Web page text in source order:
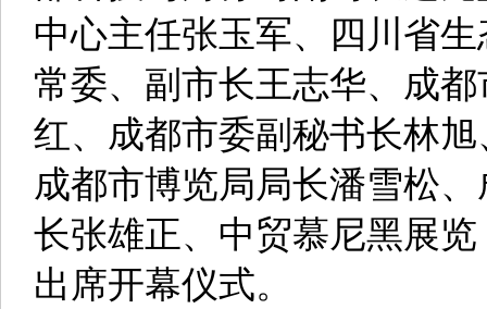
中心主任张玉军、四川省
常委、副市长王志华、成
红、成都市委副秘书长林
成都市博览局局长潘雪松
长张雄正、中贸慕尼黑展
出席开幕仪式。